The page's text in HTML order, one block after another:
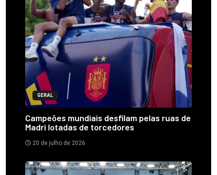
GERAL
Campeões mundiais desfilam pelas ruas de
Madri lotadas de torcedores
20 de julho de 2026